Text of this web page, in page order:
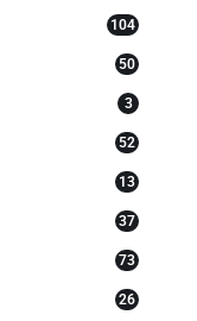
104
50
3
52
13
37
73
26